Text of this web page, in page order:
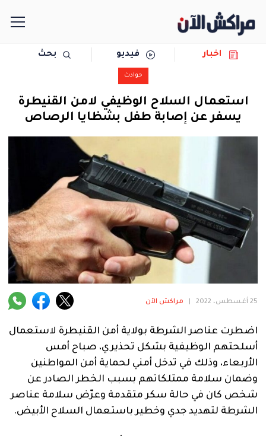
مجتمع
سياسة
دولية
المرأة
منوعة
آراء
اخبار فيديو بحث
حوادث
استعمال السلاح الوظيفي لامن القنيطرة
يسفر عن إصابة طفل بشظايا الرصاص
25 أغسطس، 2022 مراكش الآن
اضطرت عناصر الشرطة بولاية أمن القنيطرة لاستعمال
أسلحتهم الوظيفية بشكل تحذيري، صباح أمس
الأربعاء، وذلك في تدخل أمني لحماية أمن المواطنين
وضمان سلامة ممتلكاتهم بسبب الخطر الصادر عن
شخص كان في حالة سكر متقدمة وعرّض سلامة عناصر
الشرطة لتهديد جدي وخطير باستعمال السلاح الأبيض.